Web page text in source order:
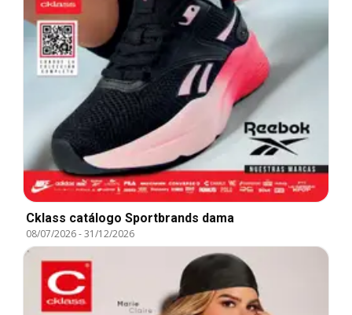
Cklass catálogo Sportbrands dama
08/07/2026-31/12/2026